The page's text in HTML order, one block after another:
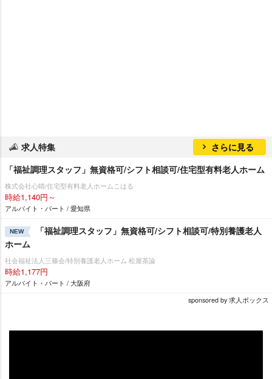
求人特集
さらに見る
「福祉調理スタッフ」無資格可/シフト相談可/住宅型有料老人ホーム
株式会社心晴/住宅型有料老人ホームこはる
時給1,140円～
アルバイト・パート / 愛知県
NEW
「福祉調理スタッフ」無資格可/シフト相談可/特別養護老人
ホーム
社会福祉法人三篠会/特別養護老人ホーム 松屋茶論
時給1,177円
アルバイト・パート / 大阪府
sponsored by 求人ボックス